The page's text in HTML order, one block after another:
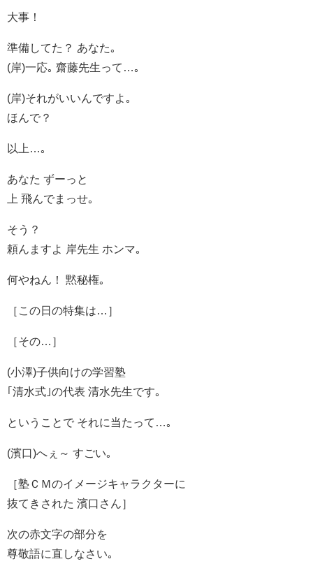
大事！
準備してた？ あなた｡
(岸)一応｡ 齋藤先生って…｡
(岸)それがいいんですよ｡
ほんで？
以上…｡
あなた ずーっと
上 飛んでまっせ｡
そう？
頼んますよ 岸先生 ホンマ｡
何やねん！ 黙秘権｡
［この日の特集は…］
［その…］
(小澤)子供向けの学習塾
｢清水式｣の代表 清水先生です｡
ということで それに当たって…｡
(濱口)へぇ～ すごい｡
［塾ＣＭのイメージキャラクターに
抜てきされた 濱口さん］
次の赤文字の部分を
尊敬語に直しなさい｡